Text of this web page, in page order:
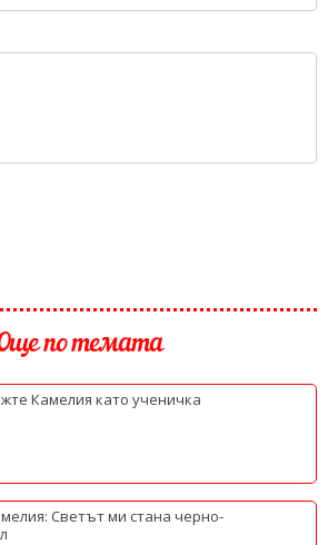
по темата
Камелия като ученичка
Светът ми стана черно-